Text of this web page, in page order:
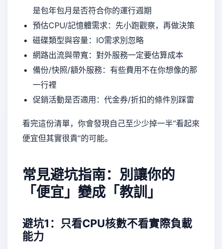
是包年包月是否符合你的運行週期
預估CPU/記憶體需求：先小跑觀察，再做決策
磁碟類型與容量：IO需求別忽略
網路出流與帶寬：對外服務一定要估算成本
備份/快照/額外服務：有些費用不在你想像的那
一行裡
促銷活動是否適用：代金券/折扣的條件別踩雷
看完這份清單，你會發現自己至少少掉一半“看起來
便宜但其實很貴”的可能。
常見避坑指南：別讓你的
「便宜」變成「教訓」
避坑1：只看CPU核數不看實際負載
能力